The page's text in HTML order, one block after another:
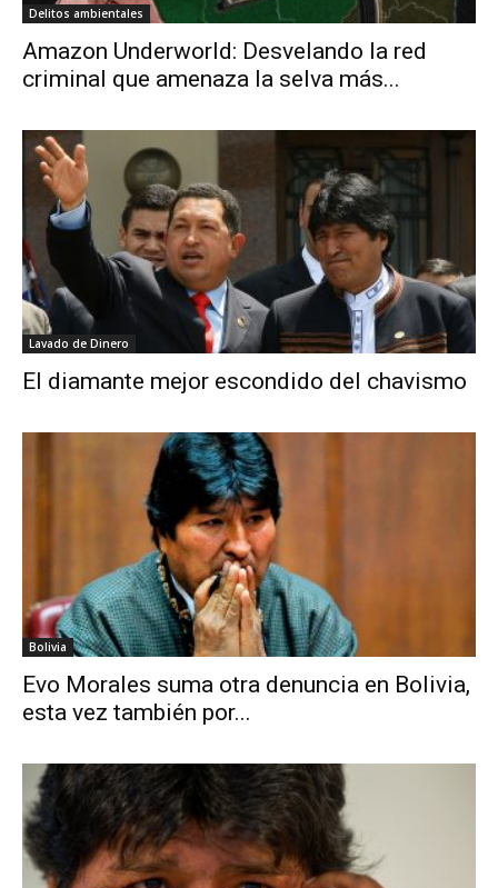
Delitos ambientales
Amazon Underworld: Desvelando la red
criminal que amenaza la selva más...
Lavado de Dinero
El diamante mejor escondido del chavismo
Bolivia
Evo Morales suma otra denuncia en Bolivia,
esta vez también por...